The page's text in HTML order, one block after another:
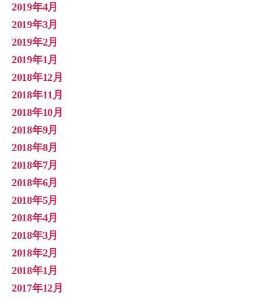
2019年4月
2019年3月
2019年2月
2019年1月
2018年12月
2018年11月
2018年10月
2018年9月
2018年8月
2018年7月
2018年6月
2018年5月
2018年4月
2018年3月
2018年2月
2018年1月
2017年12月